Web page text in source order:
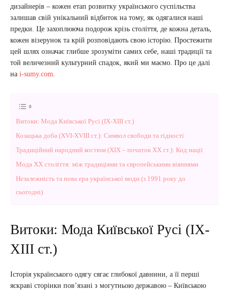
дизайнерів – кожен етап розвитку українського суспільства
залишав свій унікальний відбиток на тому, як одягалися наші
предки. Це захоплююча подорож крізь століття, де кожна деталь,
кожен візерунок та крій розповідають свою історію. Простежити
цей шлях означає глибше зрозуміти самих себе, наші традиції та
той величезний культурний спадок, який ми маємо. Про це далі
на i-sumy.com
Витоки: Мода Київської Русі (IX-XIII ст.)
Козацька доба (XVI-XVIII ст.): Символ свободи та гідності
Традиційний народний костюм (XIX – початок XX ст.): Код нації
Мода XX століття: між традиціями та європейськими віяннями
Незалежність та нова ера української моди (з 1991 року до
сьогодні)
Витоки: Мода Київської Русі (IX-
XIII ст.)
Історія українського одягу сягає глибокої давнини, а її перші
яскраві сторінки пов’язані з могутньою державою – Київською